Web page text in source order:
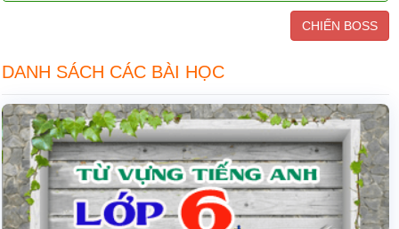
CHIẾN BOSS
DANH SÁCH CÁC BÀI HỌC